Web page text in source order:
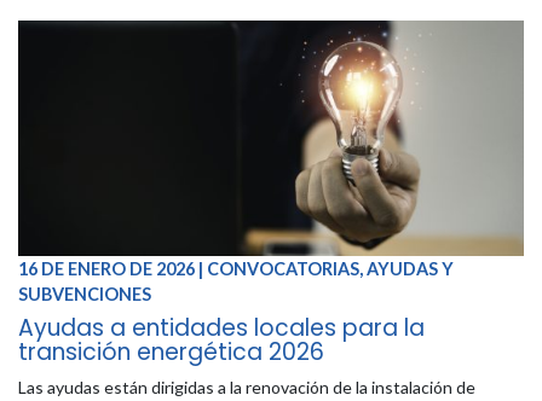
16 DE ENERO DE 2026 | CONVOCATORIAS, AYUDAS Y
SUBVENCIONES
Ayudas a entidades locales para la
transición energética 2026
Las ayudas están dirigidas a la renovación de la instalación de